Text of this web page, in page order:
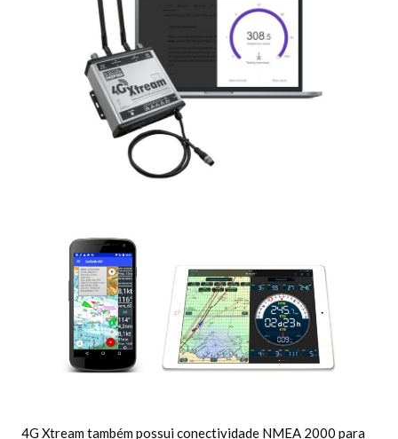
4G Xtream também possui conectividade NMEA 2000 para